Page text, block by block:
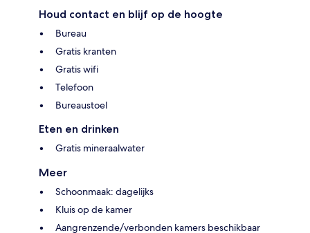
Houd contact en blijf op de hoogte
Bureau
Gratis kranten
Gratis wifi
Telefoon
Bureaustoel
Eten en drinken
Gratis mineraalwater
Meer
Schoonmaak: dagelijks
Kluis op de kamer
Aangrenzende/verbonden kamers beschikbaar